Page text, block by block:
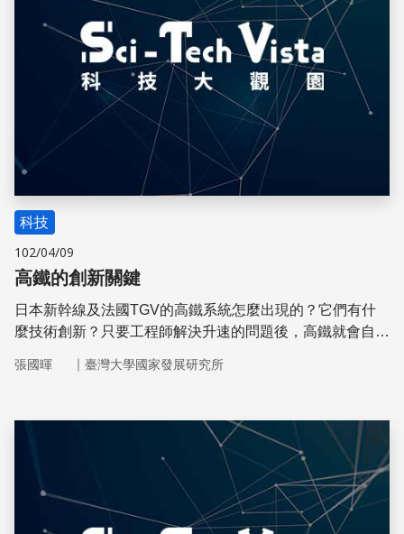
科技
102/04/09
高鐵的創新關鍵
日本新幹線及法國TGV的高鐵系統怎麼出現的？它們有什
麼技術創新？只要工程師解決升速的問題後，高鐵就會自然
張國暉 ｜ 臺灣大學國家發展研究所
儲存